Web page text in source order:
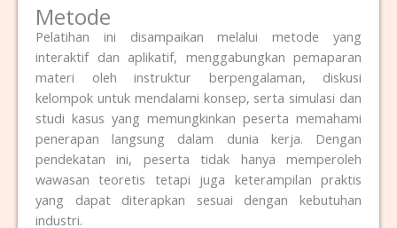
Metode
Pelatihan ini disampaikan melalui metode yang
interaktif dan aplikatif, menggabungkan pemaparan
materi oleh instruktur berpengalaman, diskusi
kelompok untuk mendalami konsep, serta simulasi dan
studi kasus yang memungkinkan peserta memahami
penerapan langsung dalam dunia kerja. Dengan
pendekatan ini, peserta tidak hanya memperoleh
wawasan teoretis tetapi juga keterampilan praktis
yang dapat diterapkan sesuai dengan kebutuhan
industri.